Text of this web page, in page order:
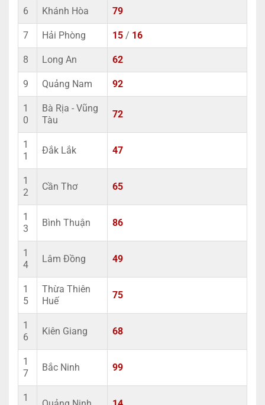
6 Khánh Hòa 79
7 Hải Phòng 15 / 16
8 Long An 62
9 Quảng Nam 92
1
0
Bà Rịa - Vũng
Tàu
72
1
1
Đắk Lắk 47
1
2
Cần Thơ 65
1
3
Bình Thuận 86
1
4
Lâm Đồng 49
1
5
Thừa Thiên
Huế
75
1
6
Kiên Giang 68
1
7
Bắc Ninh 99
1